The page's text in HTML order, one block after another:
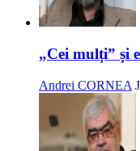
„Cei mulți” și
Andrei CORNEA